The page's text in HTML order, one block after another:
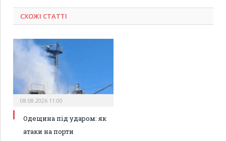
СХОЖІ СТАТТІ
08.08.2026 11:00
Одещина під ударом: як
атаки на порти